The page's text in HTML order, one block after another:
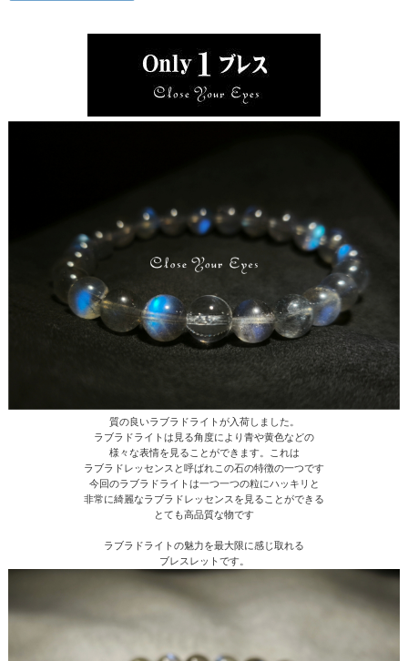
質の良いラブラドライトが入荷しました。
ラブラドライトは見る角度により青や黄色などの
様々な表情を見ることができます。これは
ラブラドレッセンスと呼ばれこの石の特徴の一つです
今回のラブラドライトは一つ一つの粒にハッキリと
非常に綺麗なラブラドレッセンスを見ることができる
とても高品質な物です
ラブラドライトの魅力を最大限に感じ取れる
ブレスレットです。